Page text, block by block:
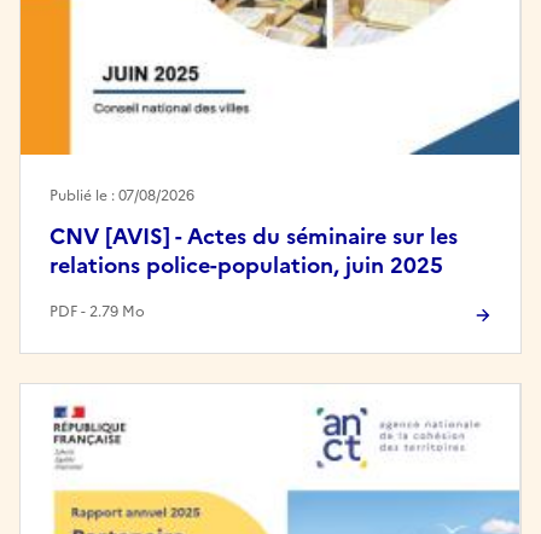
CNV [AVIS] - Actes du séminaire sur les
relations police-population, juin 2025
Publié le : 07/08/2026
PDF - 2.79 Mo
Image